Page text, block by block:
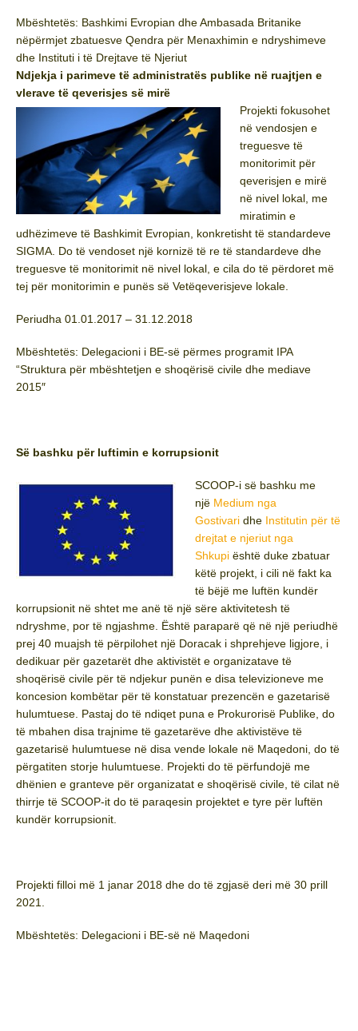
Mbështetës: Bashkimi Evropian dhe Ambasada Britanike
nëpërmjet zbatuesve Qendra për Menaxhimin e ndryshimeve
dhe Instituti i të Drejtave të Njeriut
Ndjekja i parimeve të administratës publike në ruajtjen e
vlerave të qeverisjes së mirë
Projekti fokusohet
në vendosjen e
treguesve të
monitorimit për
qeverisjen e mirë
në nivel lokal, me
miratimin e
udhëzimeve të Bashkimit Evropian, konkretisht të standardeve
SIGMA. Do të vendoset një kornizë të re të standardeve dhe
treguesve të monitorimit në nivel lokal, e cila do të përdoret më
tej për monitorimin e punës së Vetëqeverisjeve lokale.
Periudha 01.01.2017 – 31.12.2018
Mbështetës: Delegacioni i BE-së përmes programit IPA
“Struktura për mbështetjen e shoqërisë civile dhe mediave
2015″
Së bashku për luftimin e korrupsionit
SCOOP-i së bashku me
një Medium nga
Gostivari dhe Institutin për të
drejtat e njeriut nga
Shkupi është duke zbatuar
këtë projekt, i cili në fakt ka
të bëjë me luftën kundër
korrupsionit në shtet me anë të një sëre aktivitetesh të
ndryshme, por të ngjashme. Është paraparë që në një periudhë
prej 40 muajsh të përpilohet një Doracak i shprehjeve ligjore, i
dedikuar për gazetarët dhe aktivistët e organizatave të
shoqërisë civile për të ndjekur punën e disa televizioneve me
koncesion kombëtar për të konstatuar prezencën e gazetarisë
hulumtuese. Pastaj do të ndiqet puna e Prokurorisë Publike, do
të mbahen disa trajnime të gazetarëve dhe aktivistëve të
gazetarisë hulumtuese në disa vende lokale në Maqedoni, do të
përgatiten storje hulumtuese. Projekti do të përfundojë me
dhënien e granteve për organizatat e shoqërisë civile, të cilat në
thirrje të SCOOP-it do të paraqesin projektet e tyre për luftën
kundër korrupsionit.
Projekti filloi më 1 janar 2018 dhe do të zgjasë deri më 30 prill
2021.
Mbështetës: Delegacioni i BE-së në Maqedoni